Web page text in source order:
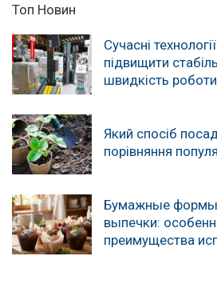
Топ Новин
Сучасні
підвищити
швидкість
Який спосіб
порівняння
Бумажные формы
выпечки:
преимущества